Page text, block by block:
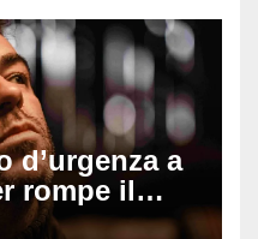
d’urgenza a
rompe il
notte in